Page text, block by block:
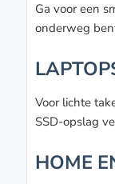
Ga voor een
onderweg
Voor lichte
SSD-opslag
HOME